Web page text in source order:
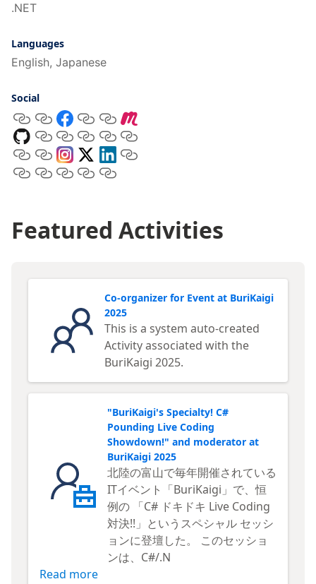
.NET
Languages
English, Japanese
Social
Featured Activities
Co-organizer for Event at BuriKaigi
2025
This is a system auto-created
Activity associated with the
BuriKaigi 2025.
"BuriKaigi's Specialty! C#
Pounding Live Coding
Showdown!" and moderator at
BuriKaigi 2025
北陸の富山で毎年開催されている
ITイベント「BuriKaigi」で、恒
例の 「C# ドキドキ Live Coding
対決!!」というスペシャル セッシ
ョンに登壇した。 このセッショ
ンは、C#/.N
Read more